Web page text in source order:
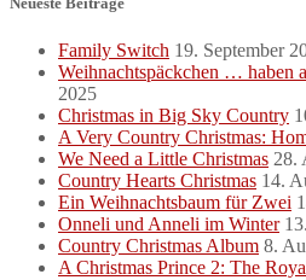
Family Switch 19. September
Weihnachtspäckchen … haben
2025
Christmas in Big Sky Country
A Very Country Christmas:
We Need a Little Christmas 28.
Country Hearts Christmas 14.
Ein Weihnachtsbaum für Zwei
Onneli und Anneli im Winter
Country Christmas Album 8.
A Christmas Prince 2: The